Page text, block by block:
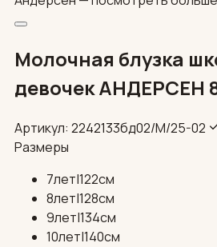
Молочная блузка
девочек АНДЕРСЕН
Артикул: 2242133бд02/М/25-02
Размеры
7лет|122см
8лет|128см
9лет|134см
10лет|140см